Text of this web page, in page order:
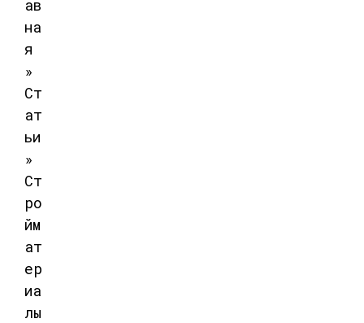
ав
на
я
»
Ст
ат
ьи
»
Ст
ро
йм
ат
ер
иа
лы